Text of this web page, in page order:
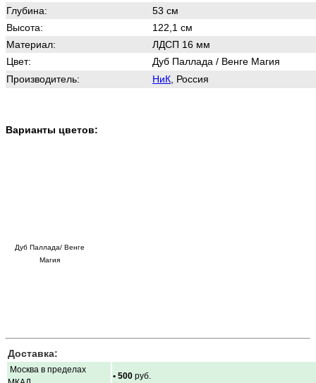
Глубина:
53 см
Высота:
122,1 см
Материал:
ЛДСП 16 мм
Цвет:
Дуб Паллада / Венге Магия
Производитель:
НиК , Россия
Варианты цветов:
Дуб Паллада/ Венге
Магия
Доставка:
Москва в пределах
• 500 руб.